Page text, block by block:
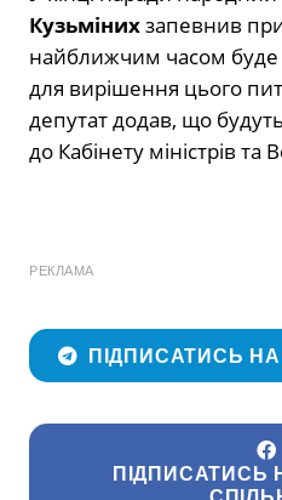
Кузьмінихзапевнив
найближчим часом буде
для вирішення цього
депутат додав, що
до Кабінету міністрів
РЕКЛАМА
ПІДПИСАТИСЬ НА
ПІДПИСАТИСЬ